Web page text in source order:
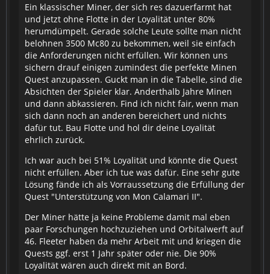
Ein klassischer Miner, der sich res dazuerfarmt hat
und jetzt ohne Flotte in der Loyalität unter 80%
herumdümpelt. Gerade solche Leute sollte man nicht
belohnen 3500 Mc80 zu bekommen, weil sie einfach
die Anforderungen nicht erfüllen. Wir können uns
sichern drauf einigen zumindest die perfekte Minen
Quest anzupassen. Guckt man in die Tabelle, sind die
Absichten der Spieler klar. Anderthalb Jahre Minen
und dann abkassieren. Find ich nicht fair, wenn man
sich dann noch an anderen bereichert und nichts
dafür tut. Bau Flotte und hol dir deine Loyalität
ehrlich zurück.
Ich war auch bei 51% Loyalität und könnte die Quest
nicht erfüllen. Aber ich tue was dafür. Eine sehr gute
Lösung fände ich als Vorraussetzung die Erfüllung der
Quest "Unterstützung von Mon Calamari II".
Der Miner hätte ja keine Probleme damit mal eben
paar Forschungen hochzuziehen und Orbitalwerft auf
46. Fleeter haben da mehr Arbeit mit und kriegen die
Quests ggf. erst 1 Jahr später oder nie. Die 90%
Loyalität wären auch direkt mit an Bord.